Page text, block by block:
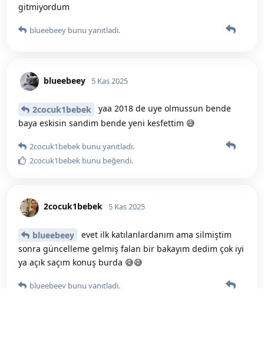
gitmiyordum
blueebeey bunu yanıtladı.
blueebeey 5 Kas 2025
2cocuk1bebek
yaa 2018 de uye olmussun bende
baya eskisin sandim bende yeni kesfettim 😅
2cocuk1bebek bunu yanıtladı.
2cocuk1bebek bunu beğendi.
2cocuk1bebek 5 Kas 2025
blueebeey
evet ilk katılanlardanım ama silmiştim
sonra güncelleme gelmiş falan bir bakayım dedim çok iyi
ya açık saçım konuş burda 😅😅
blueebeey bunu yanıtladı.